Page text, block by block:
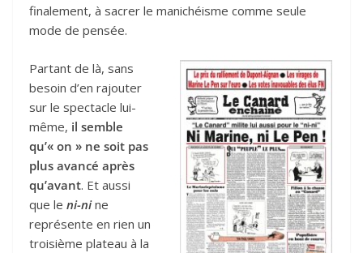
finalement, à sacrer le manichéisme comme seule
mode de pensée.
Partant de là, sans
besoin d’en rajouter
sur le spectacle lui-
même, il semble
qu’« on » ne soit pas
plus avancé après
qu’avant. Et aussi
que le ni-ni ne
représente en rien un
troisième plateau à la